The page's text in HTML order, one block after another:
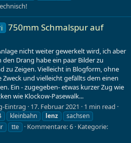
750mm Schmalspur auf
nicht weiter gewerkelt wird, ich aber
Drang habe ein paar Bilder zu
zu Zeigen. Vielleicht in Blogform, ohne
und vielleicht gefällts dem einen
Ein - zugegeben- etwas kurzer Zug wie
wie Klockow-Pasewalk...
Eintrag 17. Februar 2021 1 min read
kleinbahn lenz
sachsen
tte Kommentare: 6 Kategorie: